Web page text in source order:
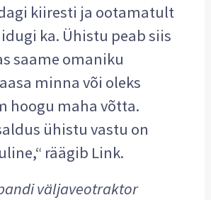
kiiresti ja ootamatult
ka. Ühistu peab siis
saame omaniku
minna või oleks
hoogu maha võtta.
ühistu vastu on
räägib Link.
väljaveotraktor